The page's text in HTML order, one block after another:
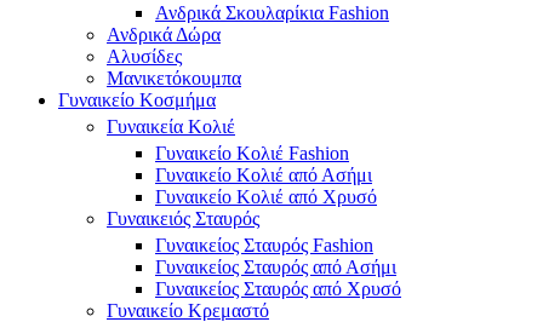
Ανδρικά Σκουλαρίκια Fashion
Ανδρικά Δώρα
Αλυσίδες
Μανικετόκουμπα
Γυναικείο Κοσμήμα
Γυναικεία Κολιέ
Γυναικείο Κολιέ Fashion
Γυναικείο Κολιέ από Ασήμι
Γυναικείο Κολιέ από Χρυσό
Γυναικειός Σταυρός
Γυναικείος Σταυρός Fashion
Γυναικείος Σταυρός από Ασήμι
Γυναικείος Σταυρός από Χρυσό
Γυναικείο Κρεμαστό